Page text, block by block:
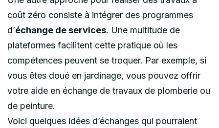
coût zéro consiste à intégrer des programmes
d’échange de services. Une multitude de
plateformes facilitent cette pratique où les
compétences peuvent se troquer. Par exemple, si
vous êtes doué en jardinage, vous pouvez offrir
votre aide en échange de travaux de plomberie ou
de peinture.
Voici quelques idées d’échanges qui pourraient